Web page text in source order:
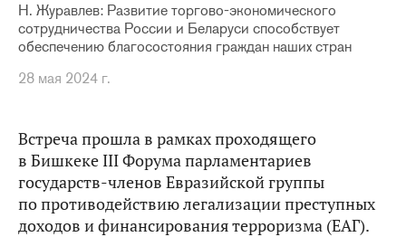
Н. Журавлев: Развитие торгово-экономического
сотрудничества России и Беларуси способствует
обеспечению благосостояния граждан наших стран
28 мая 2024 г.
Встреча прошла в рамках проходящего
в Бишкеке III Форума парламентариев
государств-членов Евразийской группы
по противодействию легализации преступных
доходов и финансирования терроризма (ЕАГ).